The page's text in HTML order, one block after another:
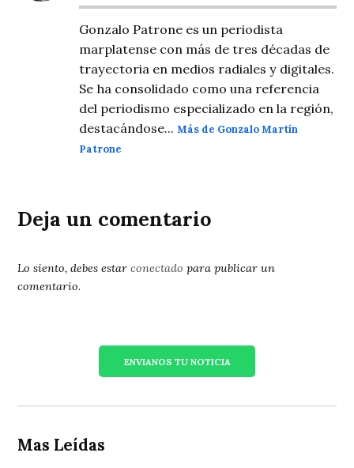
Gonzalo Patrone es un periodista
marplatense con más de tres décadas de
trayectoria en medios radiales y digitales.
Se ha consolidado como una referencia
del periodismo especializado en la región,
destacándose...Más de Gonzalo Martín
Patrone
Deja un comentario
Lo siento, debes estarconectado para publicar un
comentario.
ENVIANOS TU NOTICIA
Mas Leídas